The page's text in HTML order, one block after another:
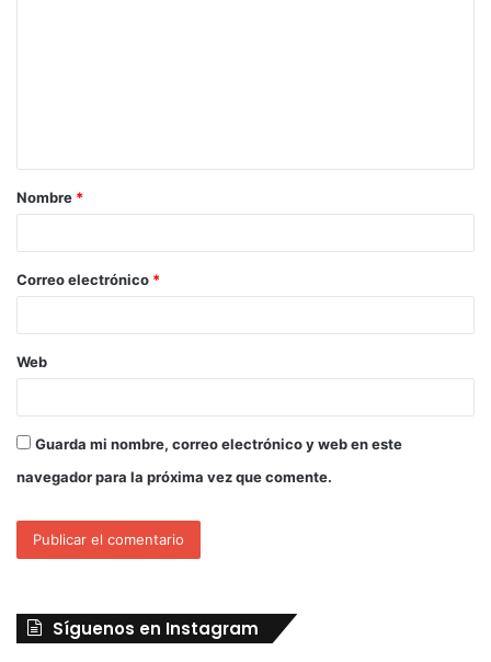
Nombre *
Correo electrónico *
Web
Guarda mi nombre, correo electrónico y web en este
navegador para la próxima vez que comente.
Síguenos en Instagram